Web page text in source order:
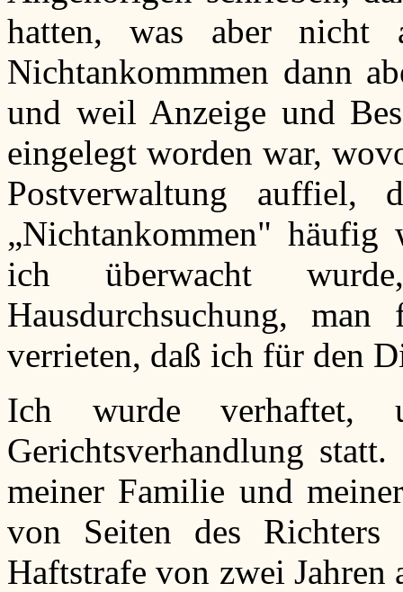
hatten, was aber nicht
Nichtankommmen dann
und weil Anzeige und
eingelegt worden war,
Postverwaltung auffiel,
„Nichtankommen" häufig
ich überwacht
Hausdurchsuchung,
verrieten, daß ich für den
Ich wurde verhaftet,
Gerichtsverhandlung
meiner Familie und
von Seiten des
Haftstrafe von zwei